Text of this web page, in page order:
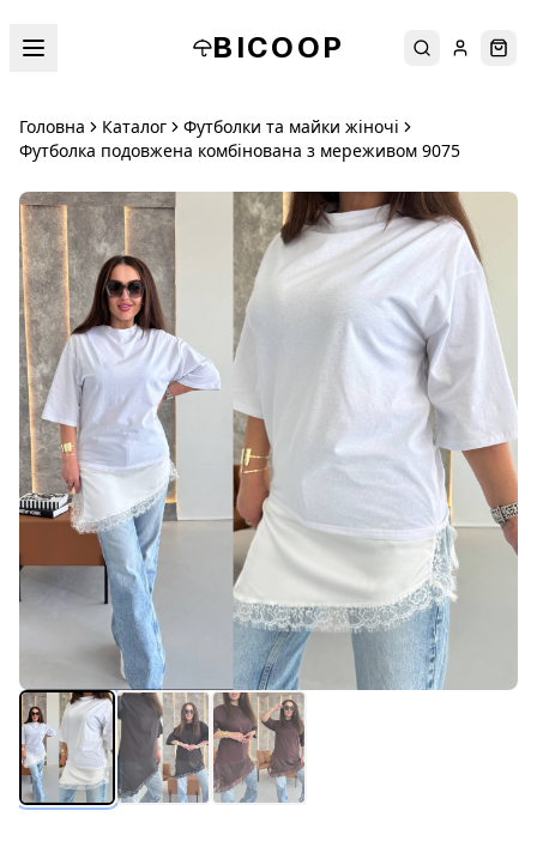
BICOOP ПошукУвійти
Головна Каталог
Футболки та майки жіночі
Футболка подовжена комбінована з мереживом 9075